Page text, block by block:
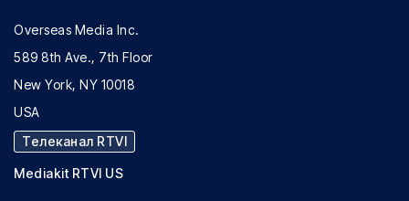
Overseas Media Inc.
589 8th Ave., 7th Floor
New York, NY 10018
USA
Телеканал RTVI
Mediakit RTVI US